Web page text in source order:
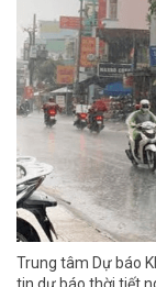
Trung tâm Dự báo